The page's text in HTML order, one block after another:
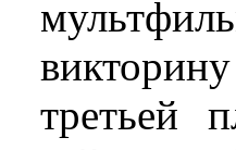
третьей